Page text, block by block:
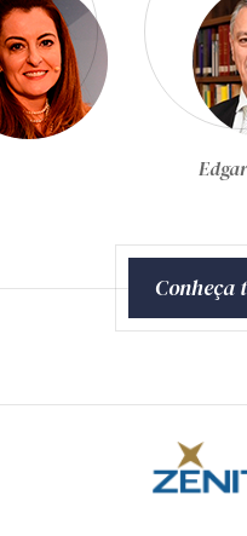
Egon
Conheça